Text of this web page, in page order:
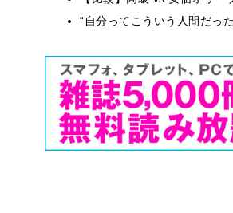
“自分ってこういう人間だっ